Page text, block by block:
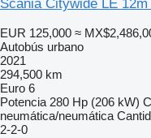
Scania Citywide LE
EUR 125,000 ≈
Autobús urbano
2021
294,500 km
Euro 6
Potencia 280 Hp (206 kW)
neumática/neumática
2-2-0